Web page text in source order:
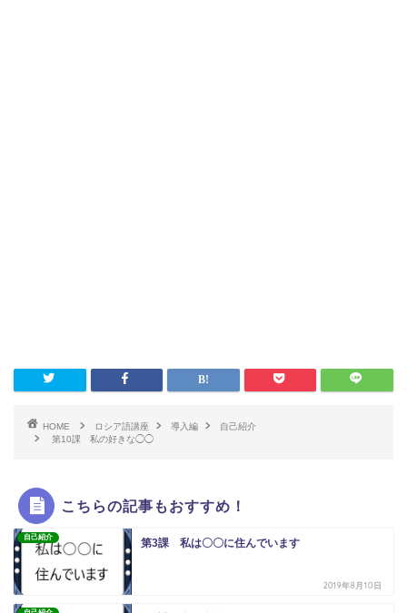
HOME ロシア語講座 導入編
自己紹介
第10課 私の好きな◯◯
こちらの記事もおすすめ！
自己紹介 第3課 私は〇〇に住んでいます
2019年8月10日